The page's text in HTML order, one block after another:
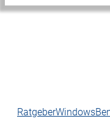
RatgeberWindows